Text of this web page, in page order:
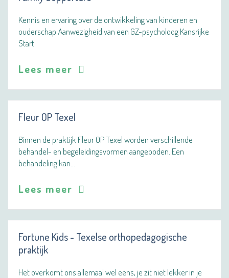
Kennis en ervaring over de ontwikkeling van kinderen en
ouderschap Aanwezigheid van een GZ-psycholoog Kansrijke
Start
Lees meer
Fleur OP Texel
Binnen de praktijk Fleur OP Texel worden verschillende
behandel- en begeleidingsvormen aangeboden. Een
behandeling kan…
Lees meer
Fortune Kids - Texelse orthopedagogische
praktijk
Het overkomt ons allemaal wel eens, je zit niet lekker in je